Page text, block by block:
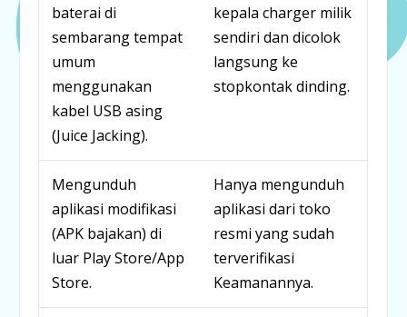
baterai di
sembarang tempat
umum
menggunakan
kabel USB asing
(Juice Jacking).
kepalacharger milik
sendiri dan dicolok
langsung ke
stopkontak dinding.
Mengunduh
aplikasi modifikasi
(APK bajakan) di
luar Play Store/App
Store.
Hanya mengunduh
aplikasi dari toko
resmi yang sudah
terverifikasi
Keamanannya.